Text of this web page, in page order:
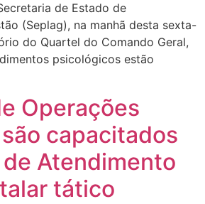
de Estado de
(Seplag), na manhã desta sexta-
do Quartel do Comando Geral,
psicológicos estão
Operações
capacitados
Atendimento
tático